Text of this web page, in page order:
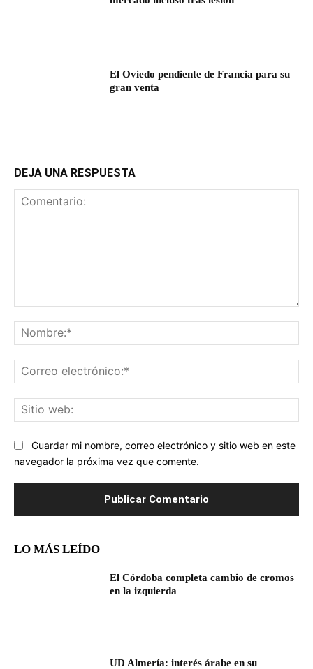
El Oviedo pendiente de Francia para su
gran venta
DEJA UNA RESPUESTA
Guardar mi nombre, correo electrónico y sitio web en este
navegador la próxima vez que comente.
LO MÁS LEÍDO
El Córdoba completa cambio de cromos
en la izquierda
UD Almería: interés árabe en su